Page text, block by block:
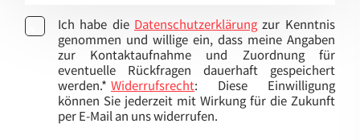
Ich habe die Datenschutzerklärungzur Kenntnis
genommen und willige ein, dass meine Angaben
zur Kontaktaufnahme und Zuordnung für
eventuelle Rückfragen dauerhaft gespeichert
werden.* Widerrufsrecht: Diese Einwilligung
können Sie jederzeit mit Wirkung für die Zukunft
per E-Mail an uns widerrufen.